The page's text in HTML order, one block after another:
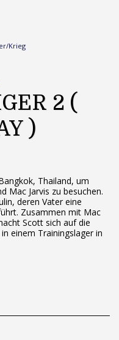
Krieg
2 (
)
Thailand, um
Mac Jarvis zu besuchen.
deren Vater eine
Zusammen mit Mac
Scott sich auf die
einem Trainingslager in